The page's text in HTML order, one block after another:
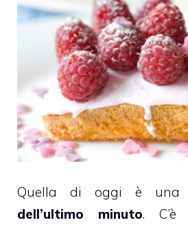
Quella di oggi è una
dell’ultimo minuto.